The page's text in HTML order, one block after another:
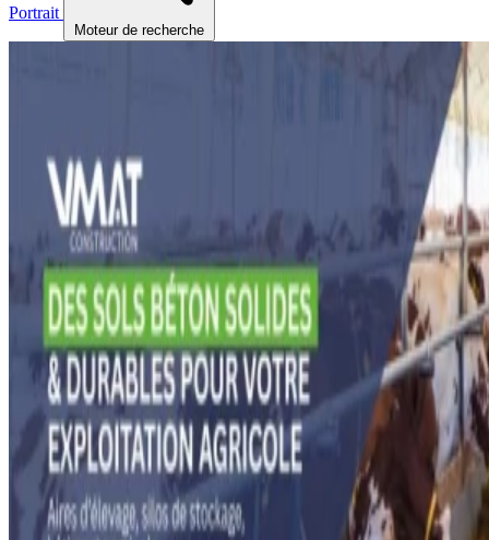
Portrait
Moteur de recherche